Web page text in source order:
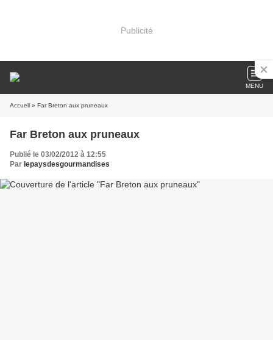
Publicité
MENU
Accueil » Far Breton aux pruneaux
Far Breton aux pruneaux
Publié le 03/02/2012 à 12:55
Par lepaysdesgourmandises